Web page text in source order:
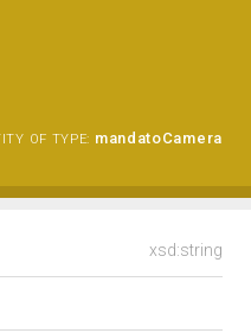
OF TYPE: mandatoCamera
xsd:string